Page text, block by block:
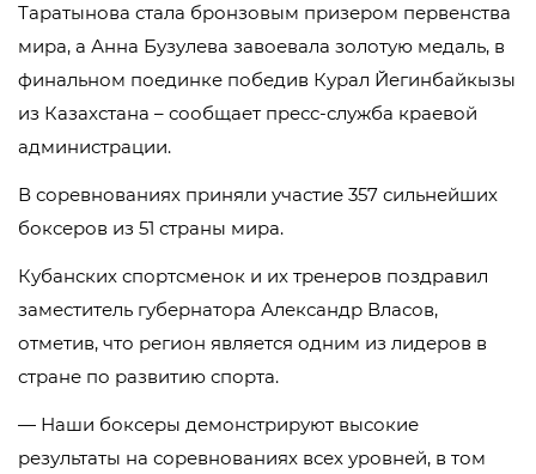
Таратынова стала бронзовым призером первенства
мира, а Анна Бузулева завоевала золотую медаль, в
финальном поединке победив Курал Йегинбайкызы
из Казахстана – сообщает пресс-служба краевой
администрации.
В соревнованиях приняли участие 357 сильнейших
боксеров из 51 страны мира.
Кубанских спортсменок и их тренеров поздравил
заместитель губернатора Александр Власов,
отметив, что регион является одним из лидеров в
стране по развитию спорта.
— Наши боксеры демонстрируют высокие
результаты на соревнованиях всех уровней, в том